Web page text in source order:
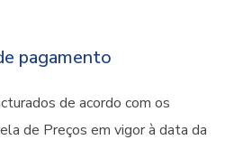
pagamento
de acordo com os
de Preços em vigor à data da